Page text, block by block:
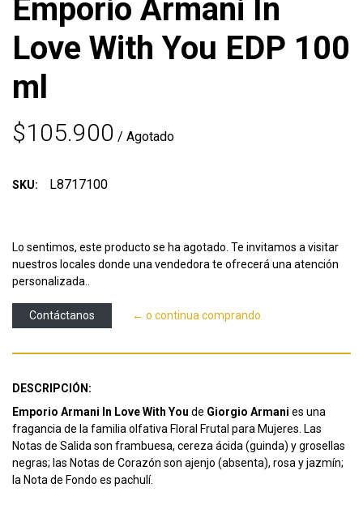
Emporio Armani In
Love With You EDP 100
ml
$105.900 / Agotado
SKU: L8717100
Lo sentimos, este producto se ha agotado. Te invitamos a visitar
nuestros locales donde una vendedora te ofrecerá una atención
personalizada..
Contáctanos ← o continua comprando
DESCRIPCIÓN:
Emporio Armani In Love With You de Giorgio Armani es una
fragancia de la familia olfativa Floral Frutal para Mujeres. Las
Notas de Salida son frambuesa, cereza ácida (guinda) y grosellas
negras; las Notas de Corazón son ajenjo (absenta), rosa y jazmín;
la Nota de Fondo es pachulí.